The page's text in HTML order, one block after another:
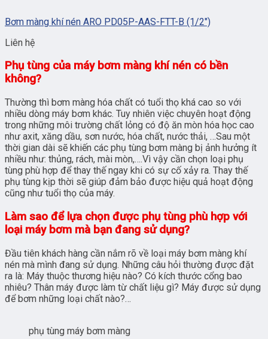
Bơm màng khí nén ARO PD05P-AAS-FTT-B (1/2″)
Liên hệ
Phụ tùng của máy bơm màng khí nén có bền
không?
Thường thì bơm màng hóa chất có tuổi thọ khá cao so với
nhiều dòng máy bơm khác. Tuy nhiên việc chuyên hoạt động
trong những môi trường chất lỏng có độ ăn mòn hóa học cao
như axit, xăng dầu, sơn nước, hóa chất, nước thải, …Sau một
thời gian dài sẽ khiến các phụ tùng bơm màng bị ảnh hưởng ít
nhiều như: thủng, rách, mài mòn,….Vì vậy cần chọn loại phụ
tùng phù hợp để thay thế ngay khi có sự cố xảy ra. Thay thế
phụ tùng kịp thời sẽ giúp đảm bảo được hiệu quả hoạt động
cũng như tuổi thọ của máy.
Làm sao để lựa chọn được phụ tùng phù hợp với
loại máy bơm mà bạn đang sử dụng?
Đầu tiên khách hàng cần nắm rõ về loại máy bơm màng khí
nén mà mình đang sử dụng. Những câu hỏi thường được đặt
ra là: Máy thuộc thương hiệu nào? Có kích thước cổng bao
nhiêu? Thân máy được làm từ chất liệu gì? Máy được sử dụng
để bơm những loại chất nào?…
phụ tùng máy bơm màng